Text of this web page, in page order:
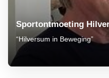
Sportontmoeting
“Hilversum in Beweging”